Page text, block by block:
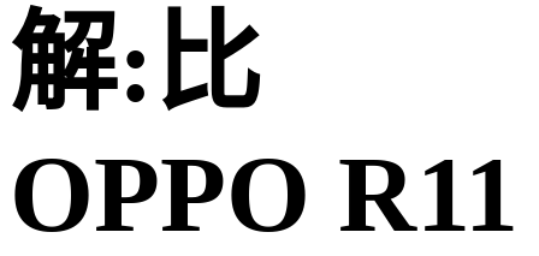
解:比
OPPO R11